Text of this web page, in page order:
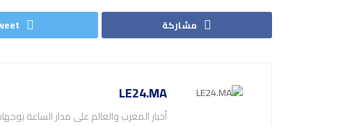
مشاركة
LE24.MA
أخبار المغرب والعالم على مدار الساعة